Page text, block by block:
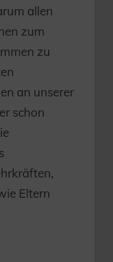
allen
zum
zu
an unserer
schon
Eltern